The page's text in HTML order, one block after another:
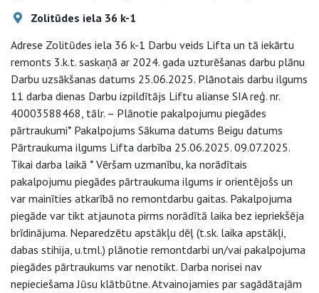
Zolitūdes iela 36 k-1
Adrese Zolitūdes iela 36 k-1 Darbu veids Lifta un tā iekārtu
remonts 3.k.t. saskaņā ar 2024. gada uzturēšanas darbu plānu
Darbu uzsākšanas datums 25.06.2025. Plānotais darbu ilgums
11 darba dienas Darbu izpildītājs Liftu alianse SIA reģ. nr.
40003588468, tālr. – Plānotie pakalpojumu piegādes
pārtraukumi* Pakalpojums Sākuma datums Beigu datums
Pārtraukuma ilgums Lifta darbība 25.06.2025. 09.07.2025.
Tikai darba laikā * Vēršam uzmanību, ka norādītais
pakalpojumu piegādes pārtraukuma ilgums ir orientējošs un
var mainīties atkarībā no remontdarbu gaitas. Pakalpojuma
piegāde var tikt atjaunota pirms norādītā laika bez iepriekšēja
brīdinājuma. Neparedzētu apstākļu dēļ (t.sk. laika apstākļi,
dabas stihija, u.tml.) plānotie remontdarbi un/vai pakalpojuma
piegādes pārtraukums var nenotikt. Darba norisei nav
nepieciešama Jūsu klātbūtne. Atvainojamies par sagādātajām